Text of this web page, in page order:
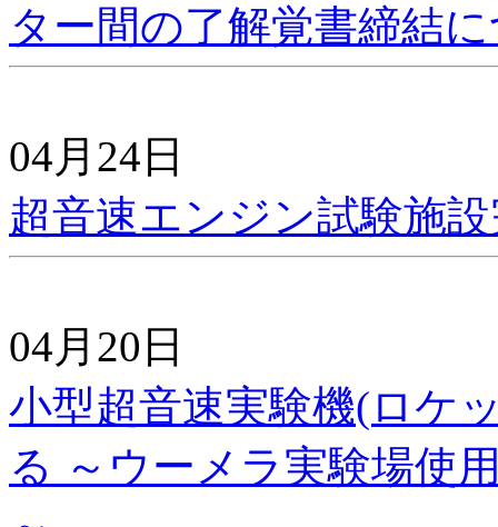
ター間の了解覚書締結
04月24日
超音速エンジン試験施
04月20日
小型超音速実験機(ロケ
る ～ウーメラ実験場使